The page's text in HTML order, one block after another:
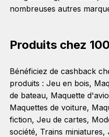
nombreuses autres
Produits chez
Bénéficiez de cashback
produits : Jeu en bois,
de bateau, Maquette
Maquettes de voiture,
fiction, Jeu de cartes,
société, Trains miniatures,